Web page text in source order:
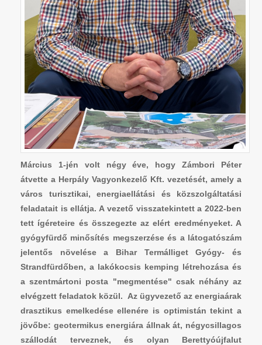
Március 1-jén volt négy éve, hogy Zámbori Péter
átvette a Herpály Vagyonkezelő Kft. vezetését, amely a
város turisztikai, energiaellátási és közszolgáltatási
feladatait is ellátja. A vezető visszatekintett a 2022-ben
tett ígéreteire és összegezte az elért eredményeket. A
gyógyfürdő minősítés megszerzése és a látogatószám
jelentős növelése a Bihar Termálliget Gyógy- és
Strandfürdőben, a lakókocsis kemping létrehozása és
a szentmártoni posta "megmentése" csak néhány az
elvégzett feladatok közül. Az ügyvezető az energiaárak
drasztikus emelkedése ellenére is optimistán tekint a
jövőbe: geotermikus energiára állnak át, négycsillagos
szállodát terveznek, és olyan Berettyóújfalut